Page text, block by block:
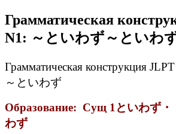
Грамматическая
N1: ～といわず～といわ
Грамматическая конструкция
～といわず
Образование: Сущ 1といわず
わず